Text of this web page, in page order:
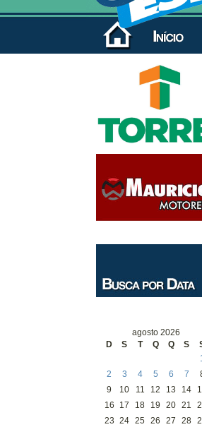
agosto 2026
D
S T Q Q S
2
3 4 5 6 7
9
10 11 12 13 14
16
17 18 19 20 21
23 24 25 26 27 28